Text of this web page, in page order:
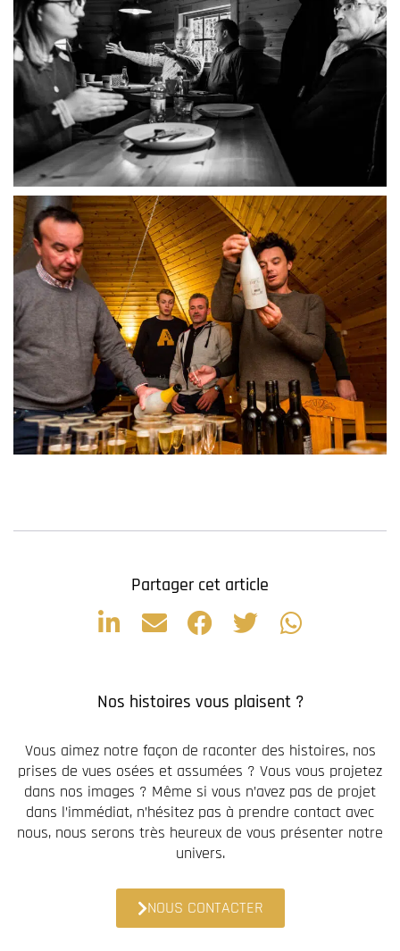
Partager cet article
Nos histoires vous plaisent ?
Vous aimez notre façon de raconter des histoires, nos
prises de vues osées et assumées ? Vous vous projetez
dans nos images ? Même si vous n’avez pas de projet
dans l’immédiat, n’hésitez pas à prendre contact avec
nous, nous serons très heureux de vous présenter notre
univers.
NOUS CONTACTER